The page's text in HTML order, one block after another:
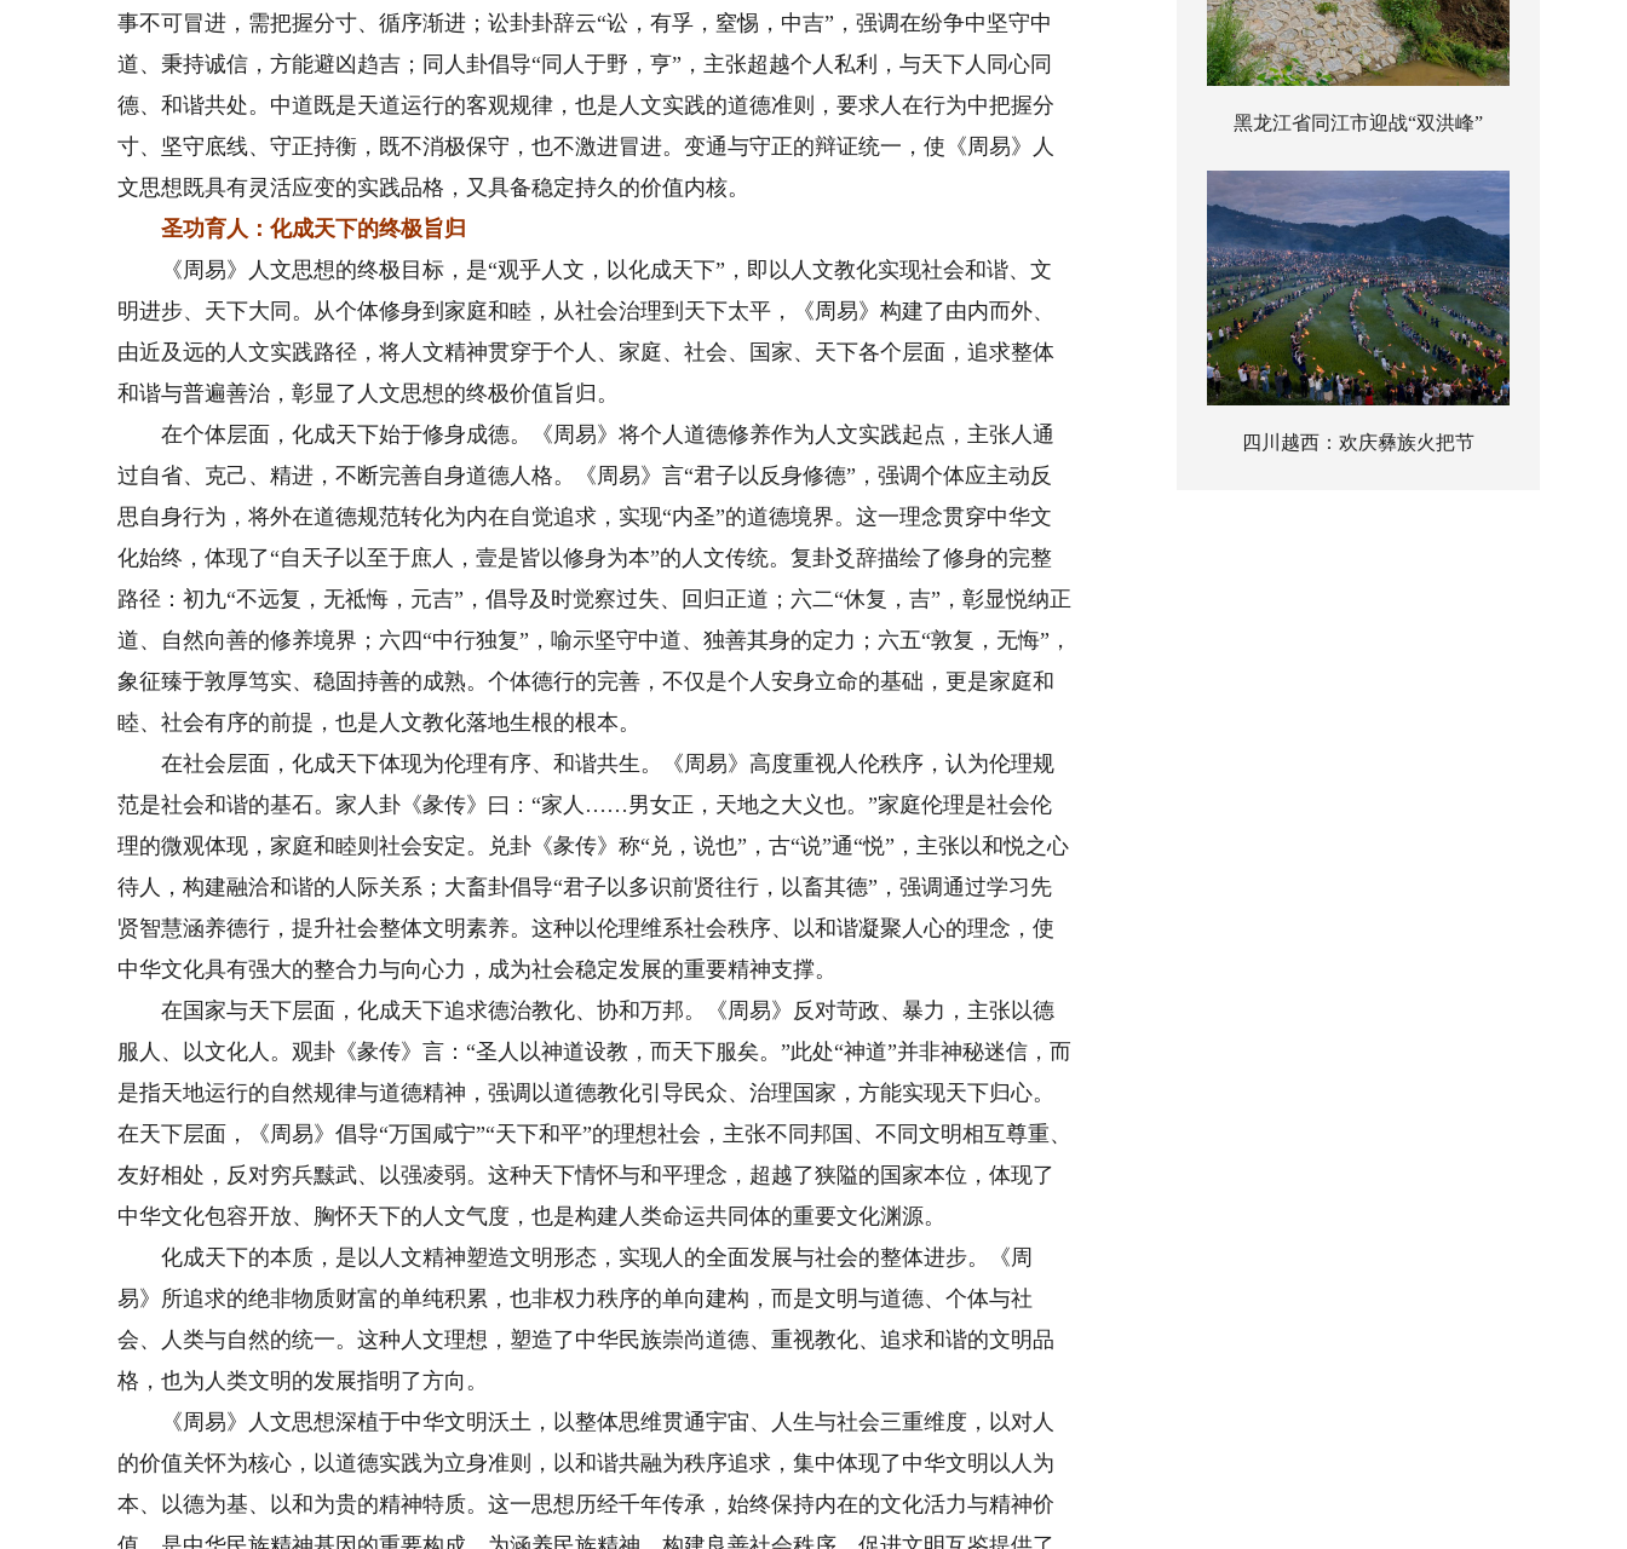
事不可冒进，需把握分寸、循序渐进；讼卦卦辞云“讼，有孚，窒惕，中吉”，强调在纷争中坚守中
道、秉持诚信，方能避凶趋吉；同人卦倡导“同人于野，亨”，主张超越个人私利，与天下人同心同
德、和谐共处。中道既是天道运行的客观规律，也是人文实践的道德准则，要求人在行为中把握分
寸、坚守底线、守正持衡，既不消极保守，也不激进冒进。变通与守正的辩证统一，使《周易》人
文思想既具有灵活应变的实践品格，又具备稳定持久的价值内核。
圣功育人：化成天下的终极旨归
《周易》人文思想的终极目标，是“观乎人文，以化成天下”，即以人文教化实现社会和谐、文
明进步、天下大同。从个体修身到家庭和睦，从社会治理到天下太平，《周易》构建了由内而外、
由近及远的人文实践路径，将人文精神贯穿于个人、家庭、社会、国家、天下各个层面，追求整体
和谐与普遍善治，彰显了人文思想的终极价值旨归。
在个体层面，化成天下始于修身成德。《周易》将个人道德修养作为人文实践起点，主张人通
过自省、克己、精进，不断完善自身道德人格。《周易》言“君子以反身修德”，强调个体应主动反
思自身行为，将外在道德规范转化为内在自觉追求，实现“内圣”的道德境界。这一理念贯穿中华文
化始终，体现了“自天子以至于庶人，壹是皆以修身为本”的人文传统。复卦爻辞描绘了修身的完整
路径：初九“不远复，无祗悔，元吉”，倡导及时觉察过失、回归正道；六二“休复，吉”，彰显悦纳正
道、自然向善的修养境界；六四“中行独复”，喻示坚守中道、独善其身的定力；六五“敦复，无悔”，
象征臻于敦厚笃实、稳固持善的成熟。个体德行的完善，不仅是个人安身立命的基础，更是家庭和
睦、社会有序的前提，也是人文教化落地生根的根本。
在社会层面，化成天下体现为伦理有序、和谐共生。《周易》高度重视人伦秩序，认为伦理规
范是社会和谐的基石。家人卦《彖传》曰：“家人……男女正，天地之大义也。”家庭伦理是社会伦
理的微观体现，家庭和睦则社会安定。兑卦《彖传》称“兑，说也”，古“说”通“悦”，主张以和悦之心
待人，构建融洽和谐的人际关系；大畜卦倡导“君子以多识前贤往行，以畜其德”，强调通过学习先
贤智慧涵养德行，提升社会整体文明素养。这种以伦理维系社会秩序、以和谐凝聚人心的理念，使
中华文化具有强大的整合力与向心力，成为社会稳定发展的重要精神支撑。
在国家与天下层面，化成天下追求德治教化、协和万邦。《周易》反对苛政、暴力，主张以德
服人、以文化人。观卦《彖传》言：“圣人以神道设教，而天下服矣。”此处“神道”并非神秘迷信，而
是指天地运行的自然规律与道德精神，强调以道德教化引导民众、治理国家，方能实现天下归心。
在天下层面，《周易》倡导“万国咸宁”“天下和平”的理想社会，主张不同邦国、不同文明相互尊重、
友好相处，反对穷兵黩武、以强凌弱。这种天下情怀与和平理念，超越了狭隘的国家本位，体现了
中华文化包容开放、胸怀天下的人文气度，也是构建人类命运共同体的重要文化渊源。
化成天下的本质，是以人文精神塑造文明形态，实现人的全面发展与社会的整体进步。《周
易》所追求的绝非物质财富的单纯积累，也非权力秩序的单向建构，而是文明与道德、个体与社
会、人类与自然的统一。这种人文理想，塑造了中华民族崇尚道德、重视教化、追求和谐的文明品
格，也为人类文明的发展指明了方向。
《周易》人文思想深植于中华文明沃土，以整体思维贯通宇宙、人生与社会三重维度，以对人
的价值关怀为核心，以道德实践为立身准则，以和谐共融为秩序追求，集中体现了中华文明以人为
本、以德为基、以和为贵的精神特质。这一思想历经千年传承，始终保持内在的文化活力与精神价
黑龙江省同江市迎战“双洪峰”
四川越西：欢庆彝族火把节